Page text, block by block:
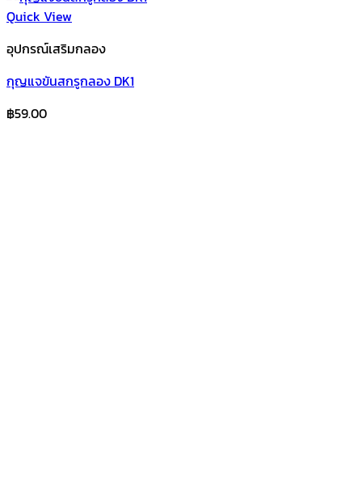
Quick View
อุปกรณ์เสริมกลอง
กุญแจขันสกรูกลอง DK1
฿59.00